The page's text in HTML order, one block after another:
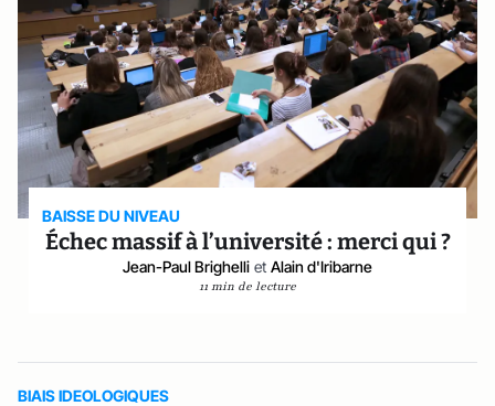
BAISSE DU NIVEAU
Échec massif à l’université : merci qui ?
Jean-Paul Brighelli et Alain d'Iribarne
11 min de lecture
BIAIS IDEOLOGIQUES